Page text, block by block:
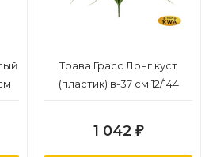
Трава Грасс Лонг куст
(пластик) в-37 см 12/144
1 042 ₽